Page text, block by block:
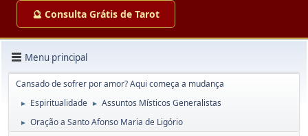
🔮 Consulta Grátis de Tarot
Menu principal
Cansado de sofrer por amor? Aqui começa a mudança
► Espiritualidade ► Assuntos Místicos Generalistas
► Oração a Santo Afonso Maria de Ligório